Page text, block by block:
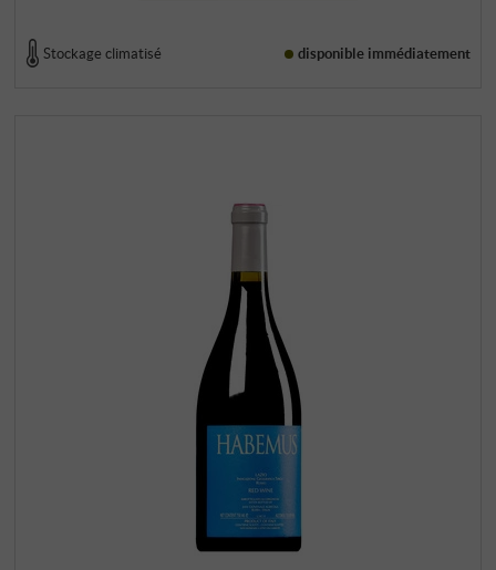
Stockage climatisé disponible immédiatement